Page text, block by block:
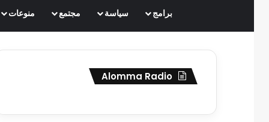
برامج سياسة مجتمع منوعات
Alomma Radio